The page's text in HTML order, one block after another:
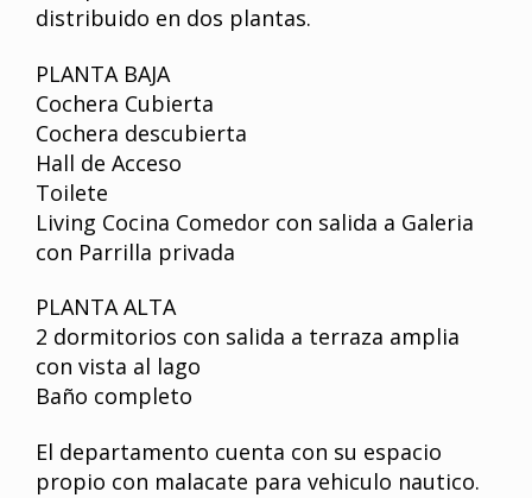
distribuido en dos plantas.
PLANTA BAJA
Cochera Cubierta
Cochera descubierta
Hall de Acceso
Toilete
Living Cocina Comedor con salida a Galeria
con Parrilla privada
PLANTA ALTA
2 dormitorios con salida a terraza amplia
con vista al lago
Baño completo
El departamento cuenta con su espacio
propio con malacate para vehiculo nautico.